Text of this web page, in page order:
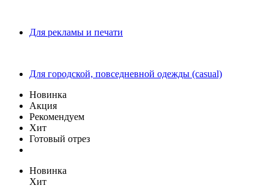
Для рекламы и печати
Для городской, повседневной одежды (casual)
Новинка
Акция
Рекомендуем
Хит
Готовый отрез
Новинка
Хит